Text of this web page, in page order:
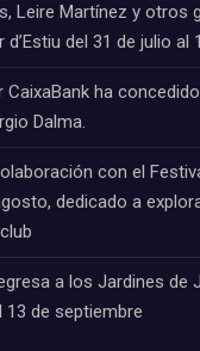
Leire Martínez y otros
d’Estiu del 31 de julio al
CaixaBank ha
Dalma.
con el
dedicado a
a los Jardines de
13 de septiembre